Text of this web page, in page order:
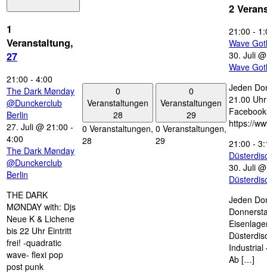
1
Veranstaltung,
27
21:00 - 4:00
The Dark Mønday
@Dunckerclub
Berlin
27. Juli @ 21:00 -
4:00
The Dark Mønday
@Dunckerclub
Berlin
THE DARK
MØNDAY with: Djs
Neue K & Lichene
bis 22 Uhr Eintritt
frei! -quadratic
wave- flexi pop
post punk
0
Veranstaltungen
28
0 Veranstaltungen,
28
0
Veranstaltungen
29
0 Veranstaltungen,
29
2
21:00 -
Wave
30. Juli
Wave
Jeden
21.00
https://
21:00 -
30. Juli
Jeden
Industrial
Ab […]